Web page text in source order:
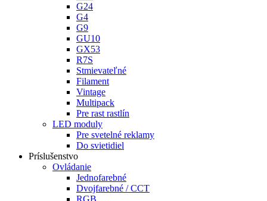
G24
G4
G9
GU10
GX53
R7S
Stmievateľné
Filament
Vintage
Multipack
Pre rast rastlín
LED moduly
Pre svetelné reklamy
Do svietidiel
Príslušenstvo
Ovládanie
Jednofarebné
Dvojfarebné / CCT
RGB